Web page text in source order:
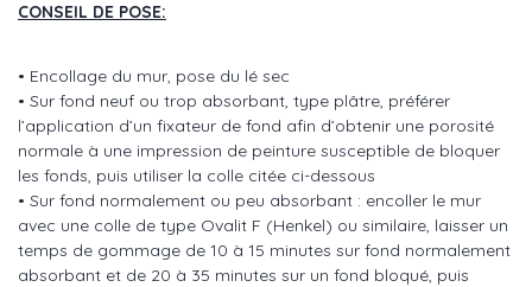
CONSEIL DE POSE:
• Encollage du mur, pose du lé sec
• Sur fond neuf ou trop absorbant, type plâtre, préférer
l’application d’un fixateur de fond afin d’obtenir une porosité
normale à une impression de peinture susceptible de bloquer
les fonds, puis utiliser la colle citée ci-dessous
• Sur fond normalement ou peu absorbant : encoller le mur
avec une colle de type Ovalit F (Henkel) ou similaire, laisser un
temps de gommage de 10 à 15 minutes sur fond normalement
absorbant et de 20 à 35 minutes sur un fond bloqué, puis